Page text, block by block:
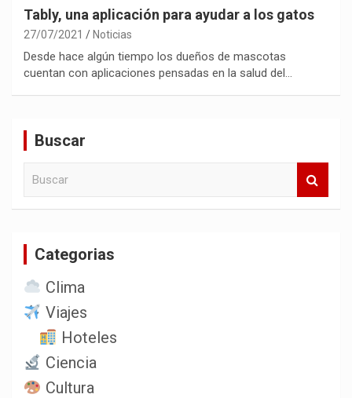
Tably, una aplicación para ayudar a los gatos
27/07/2021 Noticias
Desde hace algún tiempo los dueños de mascotas
cuentan con aplicaciones pensadas en la salud del…
Buscar
Categorias
Clima
Viajes
Hoteles
Ciencia
Cultura